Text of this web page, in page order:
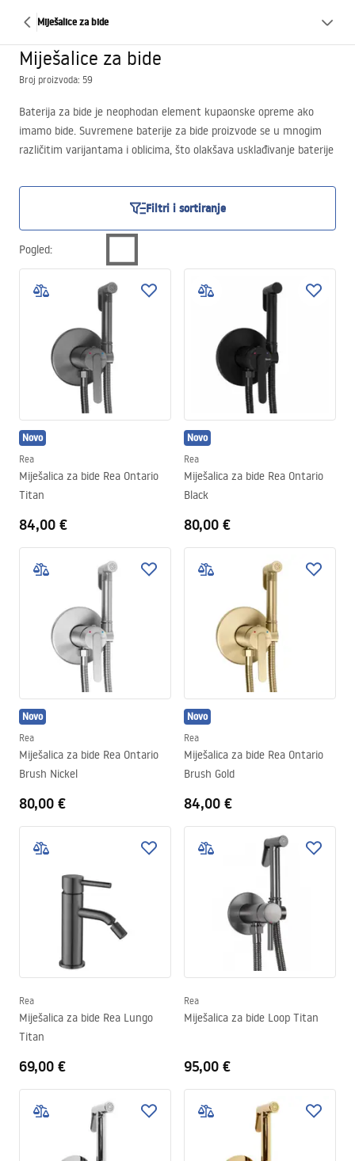
Miješalice za bide
Miješalice za bide
Broj proizvoda: 59
Baterija za bide je neophodan element kupaonske opreme ako
imamo bide. Suvremene baterije za bide proizvode se u mnogim
različitim varijantama i oblicima, što olakšava usklađivanje baterije
mnogim bojama, što dodatno olakšava odabir. Preporučujemo
uskladiti bide bateriju s baterijom za umivaonik i tuš-baterijom.
Sigurno će komplet izgledati vrlo impozantno.
Filtri i sortiranje
Pogled:
Novo
Rea
Miješalica za bide Rea Ontario
Titan
84,00 €
Novo
Rea
Miješalica za bide Rea Ontario
Black
80,00 €
Novo
Rea
Miješalica za bide Rea Ontario
Brush Nickel
80,00 €
Novo
Rea
Miješalica za bide Rea Ontario
Brush Gold
84,00 €
Rea
Miješalica za bide Rea Lungo
Titan
69,00 €
Rea
Miješalica za bide Loop Titan
95,00 €